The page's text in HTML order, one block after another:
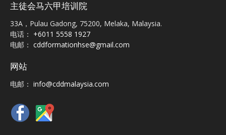
主徒会马六甲培训院
33A，Pulau Gadong, 75200, Melaka, Malaysia.
电话： +6011 5558 1927
电邮： cddformationhse@gmail.com
网站
电邮： info@cddmalaysia.com